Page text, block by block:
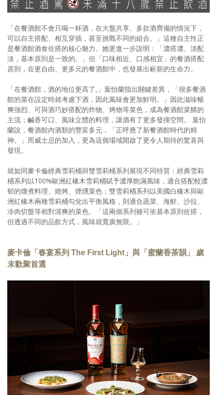
「在餐酒館不會只喝一杯酒，在大盤共享、多款酒齊備的情況下，
可以自主搭配、相互穿插，甚至挑戰不同的組合。」這種自主性正
是餐酒館酒食佐搭的核心魅力。她更進一步說明：「濃搭濃、淡配
淡，基本原則是一致的。」但「口味相近、口感相宜」的餐酒搭配
原則，在更自由、更多元的餐酒館中，也發展出嶄新的生命力。
「在餐酒館，酒的地位更高了,」葉怡蘭指出關鍵差異，「很多餐酒
館的菜在設定時就考慮下酒，因此風味會更加鮮明。」因此滋味暢
爽強烈、可與酒巧妙搭配的炸物、烤物等菜色，成為餐酒館菜餚的
主流；鹹香可口、風味立體的料理，讓酒有了更多發揮空間。 葉怡
蘭說，餐酒館內酒類的豐富多元，「正呼應了新餐酒館時代的精
神。」而威士忌的加入，更為這個場域開啟了更令人期待的驚喜與
發現。
就如同麥卡倫經典雪莉桶與雙雪莉桶系列展現不同特質：經典雪莉
桶系列以100%歐洲紅橡木雪莉桶賦予濃厚飽滿風味，適合搭配較濃
郁的燉煮料理、燒烤、煙燻菜色；雙雪莉桶系列以美國白橡木與歐
洲紅橡木兩種雪莉桶勾兌出平衡風格，則適合蔬菜、海鮮、沙拉、
冷肉切盤等相對清爽的菜色。「這兩個系列雖可依基本原則佐搭，
但透過不同的品飲方式，風味就寬廣無限。」
麥卡倫「春宴系列 The First Light」與「蜜蘭香茶韻」 歲
末歡聚首選